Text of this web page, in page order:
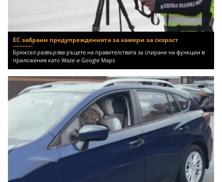
ЕС забрани предупрежденията за камери за скорост
Брюксел развързва ръцете на правителствата за спиране на функции в
приложения като Waze и Google Maps